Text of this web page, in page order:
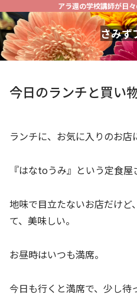
アラ還の学校講師が日
さみず
今日のランチと買い
ランチに、お気に入りのお店
『はなtoうみ』という定食屋
地味で目立たないお店だけど
て、美味しい。
お昼時はいつも満席。
今日も行くと満席で、少し待